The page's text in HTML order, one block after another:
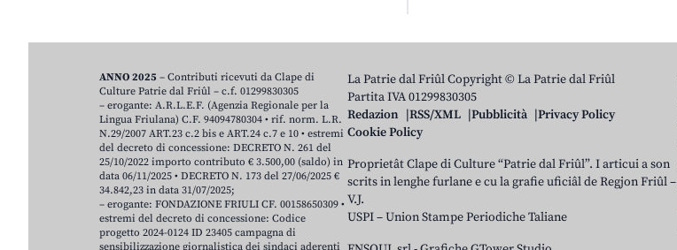
La Patrie dal Friûl Copyright © La Patrie dal Friûl
Partita IVA 01299830305
Redazion
RSS/XML Pubblicità
Privacy Policy
Cookie Policy
Proprietât Clape di Culture “Patrie dal Friûl”. I articui a son
scrits in lenghe furlane e cu la grafie uficiâl de Regjon Friûl –
V.J.
USPI – Union Stampe Periodiche Taliane
ANNO 2025 – Contributi ricevuti da Clape di
Culture Patrie dal Friûl – c.f. 01299830305
– erogante: A.R.L.E.F. (Agenzia Regionale per la
Lingua Friulana) C.F. 94094780304 • rif. norm. L.R.
N.29/2007 ART.23 c.2 bis e ART.24 c.7 e 10 • estremi
del decreto di concessione: DECRETO N. 261 del
25/10/2022 importo contributo € 3.500,00 (saldo) in
data 06/11/2025 • DECRETO N. 173 del 27/06/2025 €
34.842,23 in data 31/07/2025;
– erogante: FONDAZIONE FRIULI CF. 00158650309 •
estremi del decreto di concessione: Codice
progetto 2024-0124 ID 23405 campagna di
sensibilizzazione giornalistica dei sindaci aderenti